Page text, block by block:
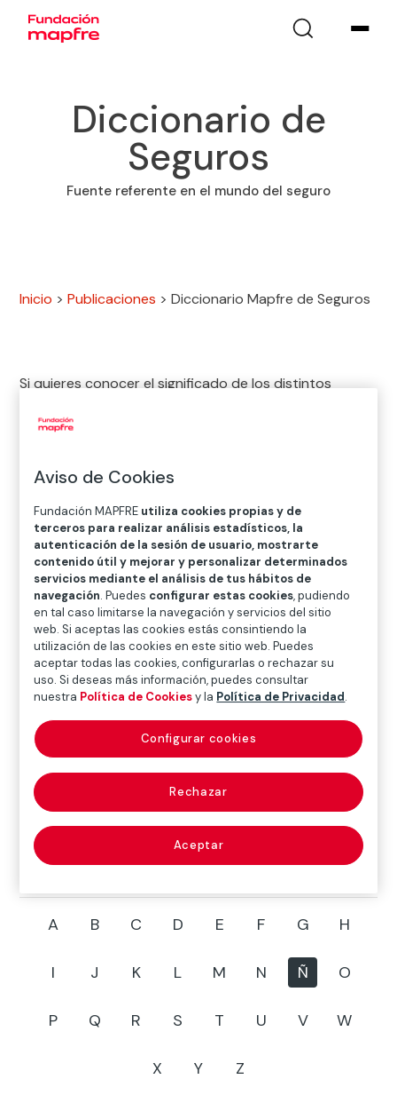
Diccionario de
Seguros
Fuente referente en el mundo del seguro
Inicio >Publicaciones >Diccionario Mapfre de Seguros
Si quieres conocer el significado de los distintos
utiliza nuestro
importante mantener este diccionario, de
te invitamos a hacernos sugerencias y enviarnos
alguna aportación. Puedes hacerlo utilizandoeste
formulario.
Sugerencias para el diccionario
A B C D E F G H
I J K L M N Ñ O
P Q R S T U V W
X Y Z
Aviso de Cookies
Fundación MAPFRE utiliza cookies propias y de
terceros para realizar análisis estadísticos, la
autenticación de la sesión de usuario, mostrarte
contenido útil y mejorar y personalizar determinados
servicios mediante el análisis de tus hábitos de
navegación. Puedes configurar estas cookies, pudiendo
en tal caso limitarse la navegación y servicios del sitio
web. Si aceptas las cookies estás consintiendo la
utilización de las cookies en este sitio web. Puedes
aceptar todas las cookies, configurarlas o rechazar su
uso. Si deseas más información, puedes consultar
nuestra Política de Cookiesy la Política de Privacidad.
Rechazar
Aceptar
Configurar cookies